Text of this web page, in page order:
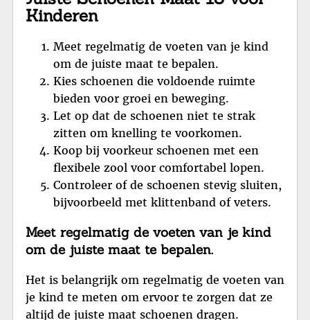
Kinderen
Meet regelmatig de voeten van je kind
om de juiste maat te bepalen.
Kies schoenen die voldoende ruimte
bieden voor groei en beweging.
Let op dat de schoenen niet te strak
zitten om knelling te voorkomen.
Koop bij voorkeur schoenen met een
flexibele zool voor comfortabel lopen.
Controleer of de schoenen stevig sluiten,
bijvoorbeeld met klittenband of veters.
Meet regelmatig de voeten van je kind
om de juiste maat te bepalen.
Het is belangrijk om regelmatig de voeten van
je kind te meten om ervoor te zorgen dat ze
altijd de juiste maat schoenen dragen.